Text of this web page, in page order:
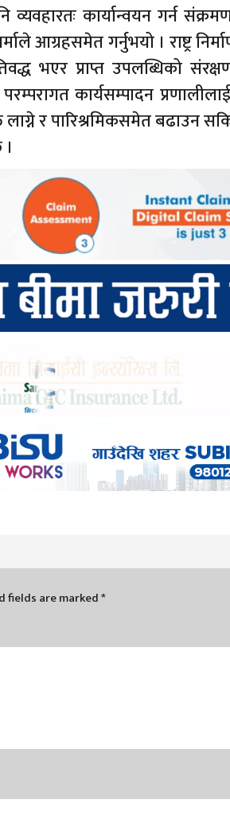
कार्यान्वयन गर्न
आग्रहसमेत गर्नुभयो । राष्ट्र
भएर प्राप्त उपलब्धिको
कार्यसम्पादन प्रणालीलाई
र पारिश्रमिकसमेत बढाउन
fields are marked*